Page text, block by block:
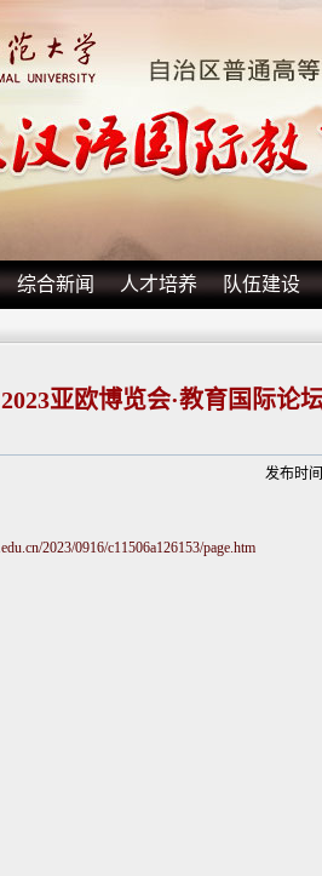
综合新闻 人才培养 队伍建设
2023亚欧博览会·教育国际论
发布时
2023/0916/c11506a126153/page.htm